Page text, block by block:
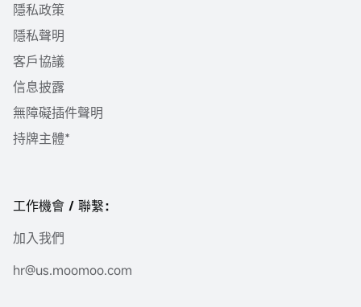
隱私政策
隱私聲明
客戶協議
信息披露
無障礙插件聲明
持牌主體*
工作機會 / 聯繫：
加入我們
hr@us.moomoo.com